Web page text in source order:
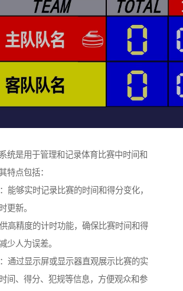
统是用于管理和记录体育比赛中时间和
特点包括：
能够实时记录比赛的时间和得分变化，
更新。
高精度的计时功能，确保比赛时间和得
少人为误差。
通过显示屏或显示器直观展示比赛的实
间、得分、犯规等信息，方便观众和参